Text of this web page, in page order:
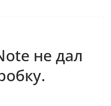
не дал